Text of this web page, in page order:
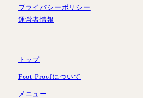
プライバシーポリシー
運営者情報
トップ
Foot Proofについて
メニュー